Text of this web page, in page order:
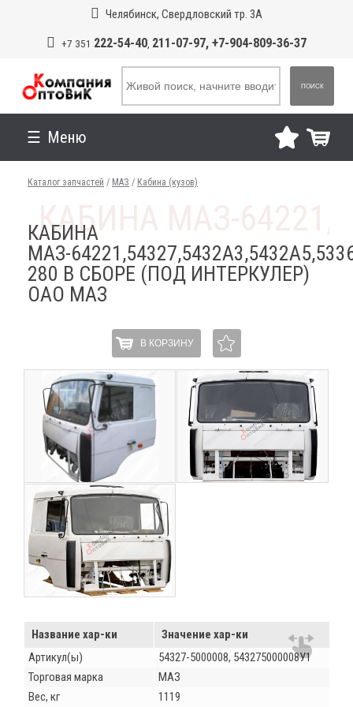
Челябинск, Свердловский тр. 3А
+7 351 222-54-40, 211-07-97, +7-904-809-36-37
ПОИСК
Меню
Каталог запчастей / МАЗ / Кабина (кузов)
КАБИНА
МАЗ-
280 В СБОРЕ (ПОД ИНТЕРКУЛЕР)
ОАО МАЗ
В КОРЗИНУ
Название хар-ки
Значение хар-ки
Артикул(ы)
54327-5000008, 543275000008У1
Торговая марка
МАЗ
Вес, кг
1119